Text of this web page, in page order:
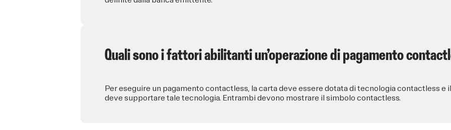
Quali sono i fattori abilitanti un’operazione di pagamento
Per eseguire un pagamento contactless, la carta deve essere dotata di tecnologia contactless e
deve supportare tale tecnologia. Entrambi devono mostrare il simbolo contactless.